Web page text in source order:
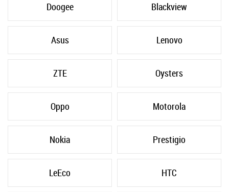
Doogee Blackview
Asus Lenovo
ZTE Oysters
Oppo Motorola
Nokia Prestigio
LeEco HTC